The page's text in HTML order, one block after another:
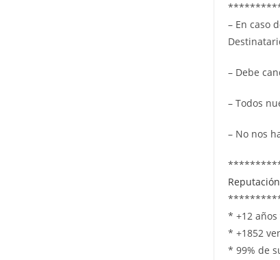
– En caso
– Debe
– Todos
– No nos
Reputación
* +12
* +1852
* 99% de